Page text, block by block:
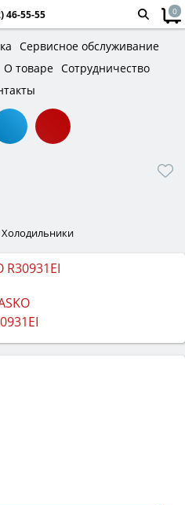
46-55-55 0
Сервисное обслуживание
О товаре Сотрудничество
Холодильники